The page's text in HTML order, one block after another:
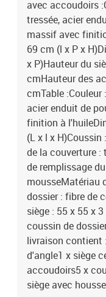
avec accoudoirs
tressée, acier
massif avec
69 cm (l x P x
x P)Hauteur du
cmHauteur des
cmTable :Couleur
acier enduit de
finition à
(L x l x
de la couverture :
de remplissage
mousseMatériau
dossier : fibre de
siège : 55 x 55 x
coussin de
livraison contient
d'angle1 x siège
accoudoirs5 x
siège avec